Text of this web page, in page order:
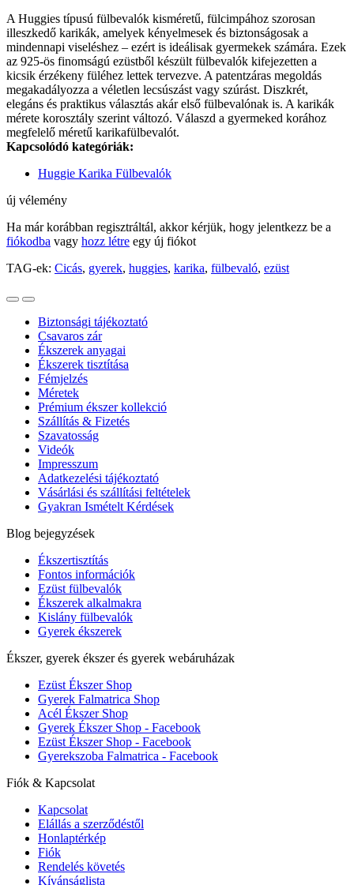
A Huggies típusú fülbevalók kisméretű, fülcimpához szorosan
illeszkedő karikák, amelyek kényelmesek és biztonságosak a
mindennapi viseléshez – ezért is ideálisak gyermekek számára. Ezek
az 925-ös finomságú ezüstből készült fülbevalók kifejezetten a
kicsik érzékeny füléhez lettek tervezve. A patentzáras megoldás
megakadályozza a véletlen lecsúszást vagy szúrást. Diszkrét,
elegáns és praktikus választás akár első fülbevalónak is. A karikák
mérete korosztály szerint változó. Válaszd a gyermeked korához
megfelelő méretű karikafülbevalót.
Kapcsolódó kategóriák:
Huggie Karika Fülbevalók
új vélemény
Ha már korábban regisztráltál, akkor kérjük, hogy jelentkezz be a
fiókodba vagy hozz létre egy új fiókot
TAG-ek: Cicás, gyerek, huggies, karika, fülbevaló, ezüst
Biztonsági tájékoztató
Csavaros zár
Ékszerek anyagai
Ékszerek tisztítása
Fémjelzés
Méretek
Prémium ékszer kollekció
Szállítás & Fizetés
Szavatosság
Videók
Impresszum
Adatkezelési tájékoztató
Vásárlási és szállítási feltételek
Gyakran Ismételt Kérdések
Blog bejegyzések
Ékszertisztítás
Fontos információk
Ezüst fülbevalók
Ékszerek alkalmakra
Kislány fülbevalók
Gyerek ékszerek
Ékszer, gyerek ékszer és gyerek webáruházak
Ezüst Ékszer Shop
Gyerek Falmatrica Shop
Acél Ékszer Shop
Gyerek Ékszer Shop - Facebook
Ezüst Ékszer Shop - Facebook
Gyerekszoba Falmatrica - Facebook
Fiók & Kapcsolat
Kapcsolat
Elállás a szerződéstől
Honlaptérkép
Fiók
Rendelés követés
Kívánságlista